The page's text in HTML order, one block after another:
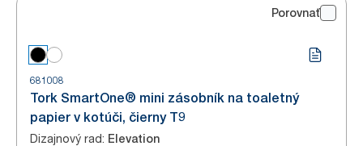
Porovnať
681008
Tork SmartOne® mini zásobník na toaletný
papier v kotúči, čierny T9
Dizajnový rad: Elevation